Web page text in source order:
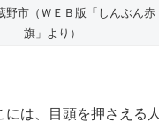
野市（ＷＥＢ版「しんぶん赤
旗」より）
は、目頭を押さえる人